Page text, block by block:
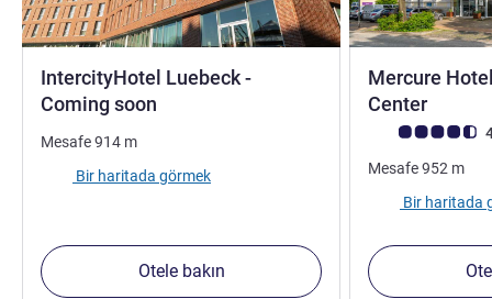
IntercityHotel Luebeck -
Coming soon
Mesafe914 m
Bir haritada görmek
Otele bakın
Mercure
Center
Avis müşterileri
Mesafe952 m
Bir haritada